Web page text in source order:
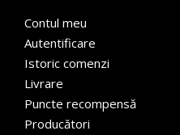
Contul meu
Autentificare
Istoric comenzi
Livrare
Puncte recompensă
Producători